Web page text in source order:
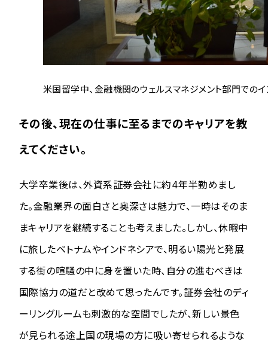
米国留学中、金融機関のウェルスマネジメント部門での
その後、現在の仕事に至るまでのキャリアを教
えてください。
大学卒業後は、外資系証券会社に約4年半勤めまし
た。金融業界の面白さと奥深さは魅力で、一時はそのま
まキャリアを継続することも考えました。しかし、休暇中
に旅したベトナムやインドネシアで、明るい陽光と発展
する街の喧騒の中に身を置いた時、自分の進むべきは
国際協力の道だと改めて思ったんです。証券会社のディ
ーリングルームも刺激的な空間でしたが、新しい景色
が見られる途上国の現場の方に吸い寄せられるような